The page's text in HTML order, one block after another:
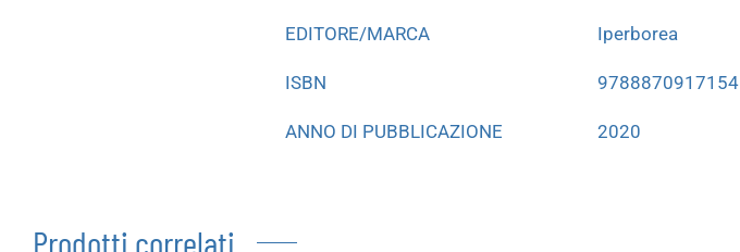
EDITORE/MARCA Iperborea
ISBN 9788870917154
ANNO DI PUBBLICAZIONE 2020
Prodotti correlati